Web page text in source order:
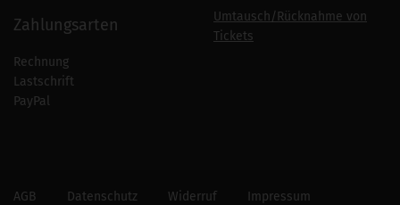
Zahlungsarten
Rechnung
Lastschrift
PayPal
Umtausch/Rücknahme von
Tickets
AGB Datenschutz Widerruf
Impressum